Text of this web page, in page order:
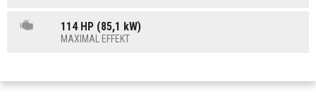
114 HP (85,1 kW)
MAXIMAL EFFEKT